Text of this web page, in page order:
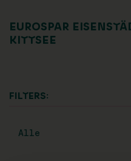
EUROSPAR
KITTSEE
FILTERS:
Alle